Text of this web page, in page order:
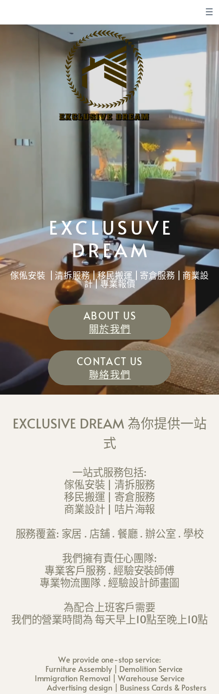
EXCLUSUVE
DREAM
傢俬安裝 | 清拆服務 | 移民搬運 | 寄倉服務 | 商業設
計 | 專業報價
ABOUT US
關於我們
CONTACT US
聯絡我們
EXCLUSIVE DREAM 為你提供一站
式
一站式服務包括:
傢俬安裝 | 清拆服務
移民搬運 | 寄倉服務
商業設計 | 咭片海報
服務覆蓋: 家居 . 店舖 . 餐廳 . 辦公室 . 學校
我們擁有責任心團隊:
專業客戶服務 . 經驗安裝師傅
專業物流團隊 . 經驗設計師畫圖
為配合上班客戶需要
我們的營業時間為 每天早上10點至晚上10點
We provide one-stop service:
Furniture Assembly | Demolition Service
Immigration Removal | Warehouse Service
Advertising design | Business Cards & Posters